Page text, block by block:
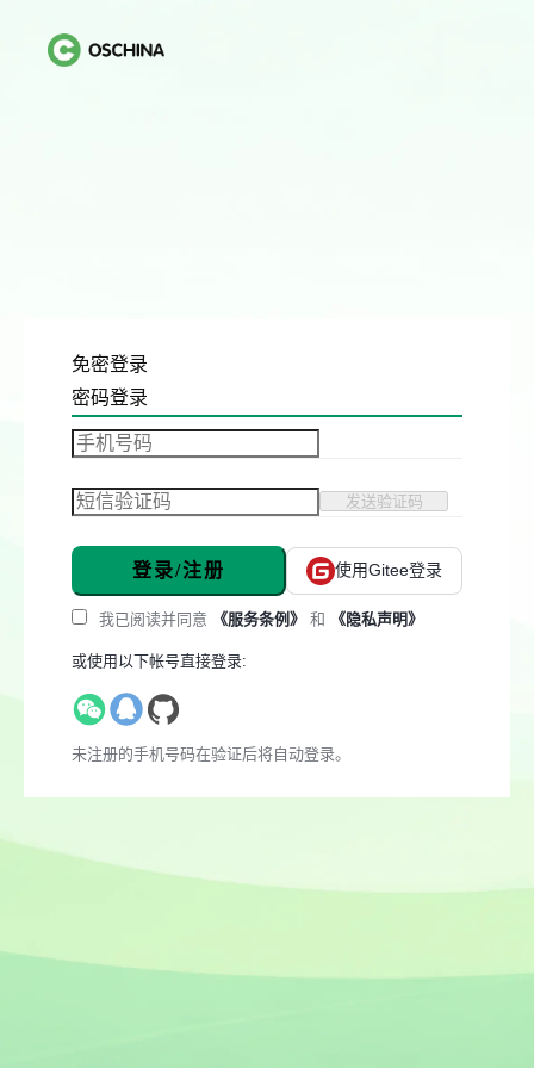
免密登录
密码登录
发送验证码
登录/注册 使用Gitee登录
我已阅读并同意 《服务条例》 和 《隐私声明》
或使用以下帐号直接登录:
未注册的手机号码在验证后将自动登录。